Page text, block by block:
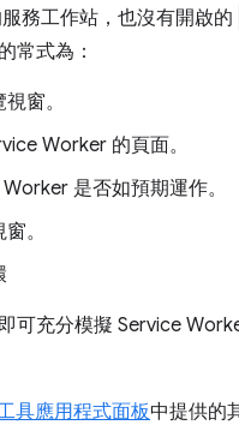
務工作站，也沒有開啟的
常式為：
窗。
Worker 的頁面。
是否如預期運作。
。
可充分模擬 Service
具應用程式面板中提供的